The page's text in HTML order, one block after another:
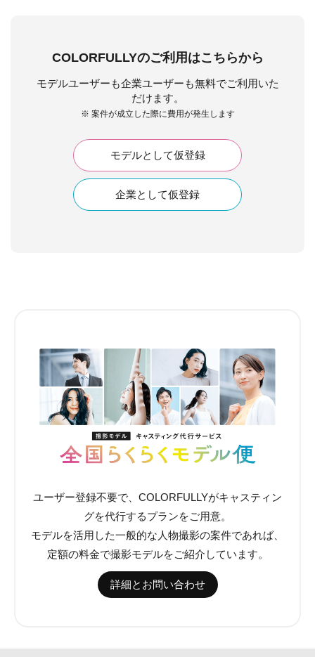
COLORFULLYのご利用はこちらから
モデルユーザーも企業ユーザーも無料でご利用いた
だけます。
※ 案件が成立した際に費用が発生します
モデルとして仮登録
企業として仮登録
ユーザー登録不要で、COLORFULLYがキャスティン
グを代行するプランをご用意。
モデルを活用した一般的な人物撮影の案件であれば、
定額の料金で撮影モデルをご紹介しています。
詳細とお問い合わせ